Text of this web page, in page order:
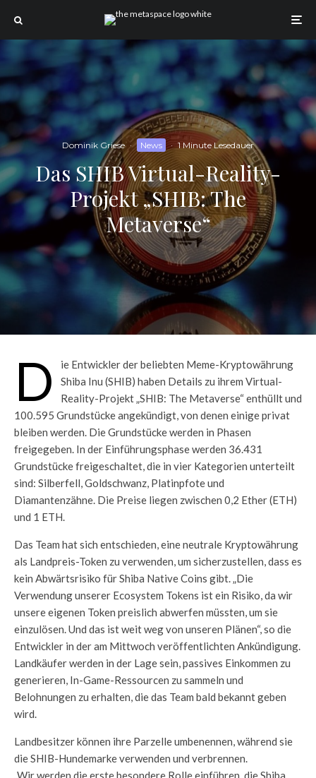
Dominik Griese · News · 1 Minute Lesedauer
Das SHIB Virtual-Reality-
Projekt „SHIB: The
Metaverse“
D
ie Entwickler der beliebten Meme-Kryptowährung
Shiba Inu (SHIB) haben Details zu ihrem Virtual-
Reality-Projekt „SHIB: The Metaverse“ enthüllt und
100.595 Grundstücke angekündigt, von denen einige privat
bleiben werden. Die Grundstücke werden in Phasen
freigegeben. In der Einführungsphase werden 36.431
Grundstücke freigeschaltet, die in vier Kategorien unterteilt
sind: Silberfell, Goldschwanz, Platinpfote und
Diamantenzähne. Die Preise liegen zwischen 0,2 Ether (ETH)
und 1 ETH.
Das Team hat sich entschieden, eine neutrale Kryptowährung
als Landpreis-Token zu verwenden, um sicherzustellen, dass es
kein Abwärtsrisiko für Shiba Native Coins gibt. „Die
Verwendung unserer Ecosystem Tokens ist ein Risiko, da wir
unsere eigenen Token preislich abwerfen müssten, um sie
einzulösen. Und das ist weit weg von unseren Plänen“, so die
Entwickler in der am Mittwoch veröffentlichten Ankündigung.
Landkäufer werden in der Lage sein, passives Einkommen zu
generieren, In-Game-Ressourcen zu sammeln und
Belohnungen zu erhalten, die das Team bald bekannt geben
wird.
Landbesitzer können ihre Parzelle umbenennen, während sie
die SHIB-Hundemarke verwenden und verbrennen.
„Wir werden die erste besondere Rolle einführen, die Shiba